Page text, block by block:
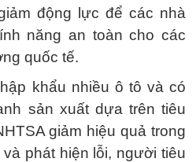
động lực để các nhà
năng an toàn cho các
quốc tế.
khẩu nhiều ô tô và có
sản xuất dựa trên tiêu
giảm hiệu quả trong
phát hiện lỗi, người tiêu